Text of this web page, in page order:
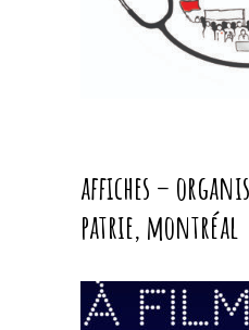
affiches –
patrie, montréal